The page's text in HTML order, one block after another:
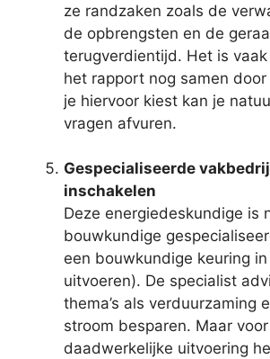
ze randzaken zoals de
de opbrengsten en de
terugverdientijd. Het is
het rapport nog samen
je hiervoor kiest kan je
vragen afvuren.
Gespecialiseerde
inschakelen
Deze energiedeskundige is
bouwkundige
een bouwkundige keuring
uitvoeren). De specialist
thema’s als verduurzaming
stroom besparen. Maar
daadwerkelijke uitvoering